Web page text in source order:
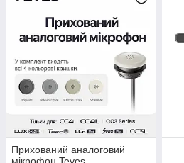
Прихований аналоговий